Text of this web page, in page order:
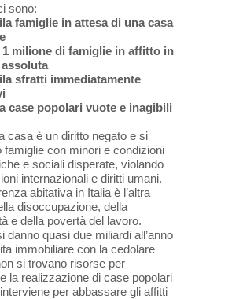
STAMPA
sono:
famiglie in attesa di una casa
1 milione di famiglie in affitto in
sfratti immediatamente
case popolari vuote e inagibili
casa è un diritto negato e si
famiglie con minori e condizioni
e sociali disperate, violando
internazionali e diritti umani.
abitativa in Italia è l’altra
disoccupazione, della
e della povertà del lavoro.
danno quasi due miliardi all’anno
immobiliare con la cedolare
si trovano risorse per
la realizzazione di case popolari
per abbassare gli affitti